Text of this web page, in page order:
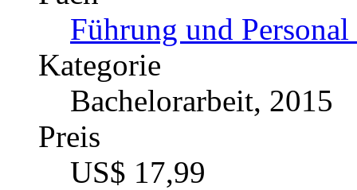
Führung und
Kategorie
Bachelorarbeit, 2015
Preis
US$ 17,99